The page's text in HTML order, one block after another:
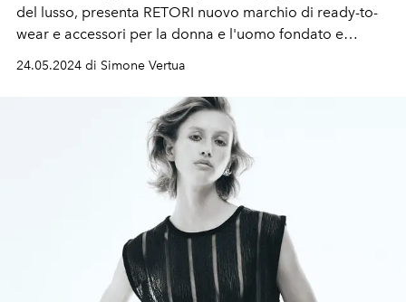
del lusso, presenta RETORI nuovo marchio di ready-to-
wear e accessori per la donna e l'uomo fondato e
24.05.2024 di Simone Vertua